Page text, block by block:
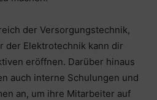
der Versorgungstechnik,
der Elektrotechnik kann dir
eröffnen. Darüber hinaus
auch interne Schulungen und
an, um ihre Mitarbeiter auf